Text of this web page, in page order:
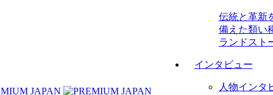
伝統と革新
備えた類い
ランドスト
インタビュー
人物インタ